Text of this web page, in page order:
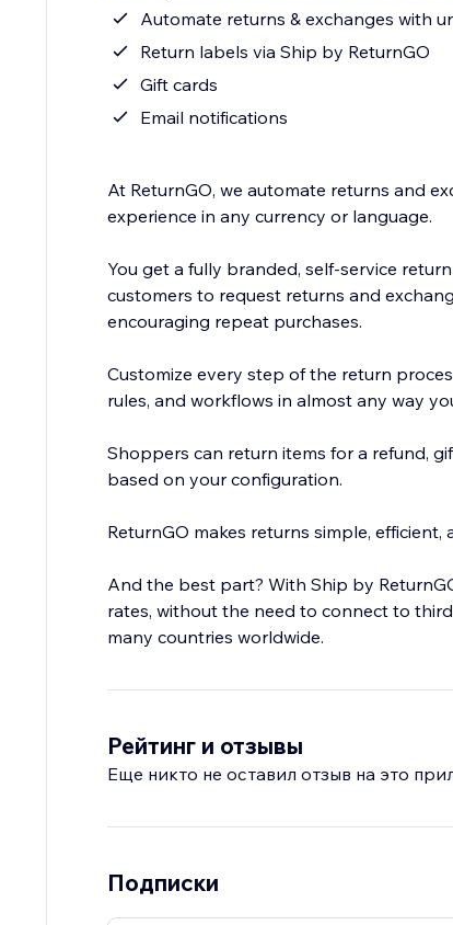
Automate returns & exchanges with
Return labels via Ship by ReturnGO
Gift cards
Email notifications
At ReturnGO, we automate returns and
experience in any currency or language.
You get a fully branded, self-service
customers to request returns and
encouraging repeat purchases.
Customize every step of the return
rules, and workflows in almost any way
Shoppers can return items for a refund,
based on your configuration.
ReturnGO makes returns simple,
And the best part? With Ship by
rates, without the need to connect to
many countries worldwide.
Рейтинг и отзывы
Еще никто не оставил отзыв на это
Подписки